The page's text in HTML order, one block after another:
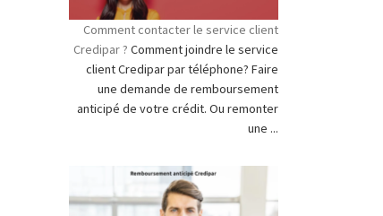
Comment contacter le service client
Credipar ? Comment joindre le service
client Credipar par téléphone? Faire
une demande de remboursement
anticipé de votre crédit. Ou remonter
une ...